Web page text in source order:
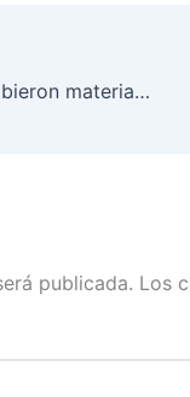
Juntas local y distritales del INE Sonora recibieron material para la Consulta Popular del 1 de agosto
publicada. Los